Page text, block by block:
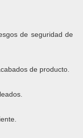
de seguridad de
de producto.